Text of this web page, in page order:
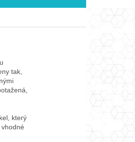
tak,
který